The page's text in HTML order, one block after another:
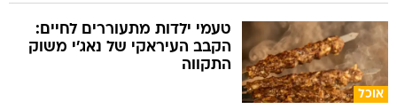
אוכל
טעמי ילדות מתעוררים לחיים:
הקבב העיראקי של נאג׳י משוק
התקווה